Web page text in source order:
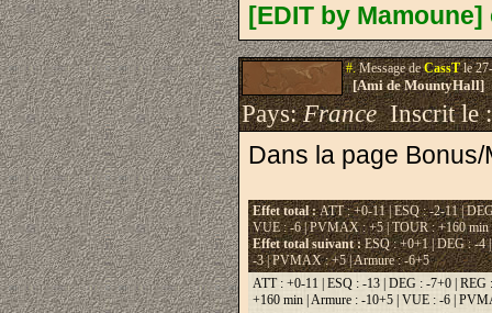
[EDIT by
#.Message deCassTle
[Ami de MountyHall]
Pays:FranceInscrit le
Dans la page
Effet total :ATT : +0-11 | ESQ : -2-11 |
VUE : -6 | PVMAX : +5 | TOUR : +160 min
Effet total suivant :ESQ : +0+1 | DEG : -4
-3 | PVMAX : +5 | Armure : -6+5
ATT : +0-11 | ESQ : -13 | DEG : -7+0 | REG
+160 min | Armure : -10+5 | VUE : -6 |